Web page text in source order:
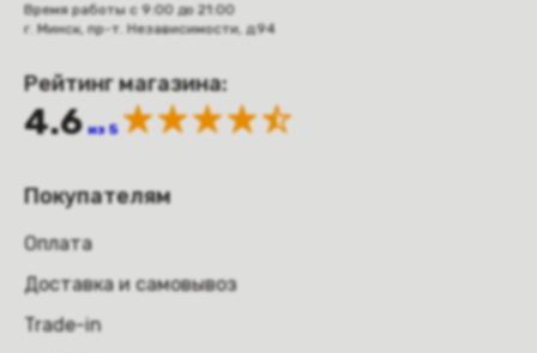
Время работы с 9:00 до 21:00
г. Минск, пр-т. Независимости, д.94
Рейтинг магазина:
4.6 из 5
Покупателям
Оплата
Доставка и самовывоз
Trade-in